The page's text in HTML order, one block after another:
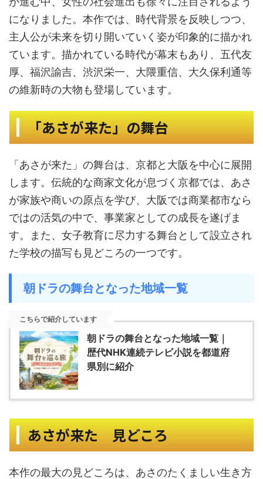
になりました。本作では、時代背景を反映しつつ、
主人公が未来を切り開いていく姿が印象的に描かれ
ています。描かれている時代が幕末もあり、五代友
厚、福沢諭吉、渋沢栄一、大隈重信、大久保利通等
の維新時の大物も登場しています。
「あさが来た」の舞台
「あさが来た」の舞台は、京都と大阪を中心に展開
します。伝統的な商家文化が息づく京都では、あさ
が家族や商いの原点を学び、大阪では商業都市なら
ではの活気の中で、事業家としての成長を遂げま
す。また、女子教育に尽力する舞台として設立され
た学校の描写も見どころの一つです。
朝ドラの舞台となった地域一覧
こちらで紹介しています
朝ドラの舞台となった地域一覧｜
歴代NHK連続テレビ小説を都道府
県別に紹介
あさが来た 見どころ
本作の最大の見どころは、あさのたくましい生き方